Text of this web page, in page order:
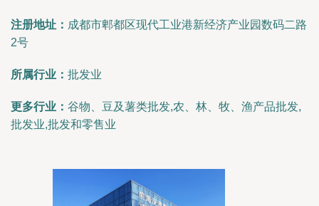
注册地址： 成都市郫都区现代工业港新经济产业园数码二路
2号
所属行业： 批发业
更多行业： 谷物、豆及薯类批发,农、林、牧、渔产品批发,
批发业,批发和零售业